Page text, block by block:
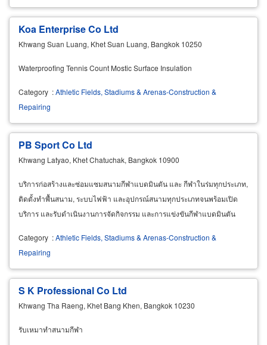
Koa Enterprise Co Ltd
Khwang Suan Luang, Khet Suan Luang, Bangkok 10250
Waterproofing Tennis Count Mostic Surface Insulation
Category :Athletic Fields, Stadiums & Arenas-Construction &
Repairing
PB Sport Co Ltd
Khwang Latyao, Khet Chatuchak, Bangkok 10900
บริการก่อสร้างและซ่อมแซมสนามกีฬาแบดมินตัน และ กีฬาในร่มทุกประเภท,
ติดตั้งทำพื้นสนาม, ระบบไฟฟ้า และอุปกรณ์สนามทุกประเภทจนพร้อมเปิด
บริการ และรับดำเนินงานการจัดกิจกรรม และการแข่งขันกีฬาแบดมินตัน
Category :Athletic Fields, Stadiums & Arenas-Construction &
Repairing
S K Professional Co Ltd
Khwang Tha Raeng, Khet Bang Khen, Bangkok 10230
รับเหมาทำสนามกีฬา